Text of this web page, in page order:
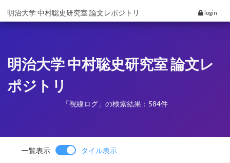
明治大学 中村聡史研究室 論文レポジトリ login
明治大学 中村聡史研究室 論文レ
ポジトリ
「視線ログ」の検索結果：584件
一覧表示 タイル表示